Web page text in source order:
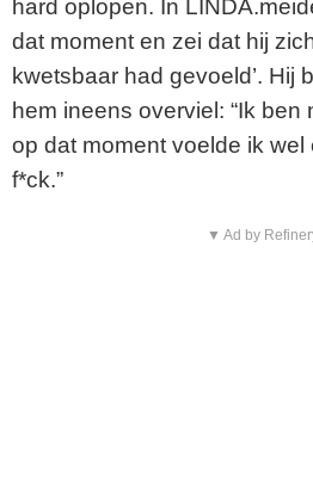
hard oplopen. In
dat moment en zei dat hij
kwetsbaar had gevoeld’. Hij
hem ineens overviel: “Ik ben
op dat moment voelde ik wel
f*ck.”
▼ Ad by